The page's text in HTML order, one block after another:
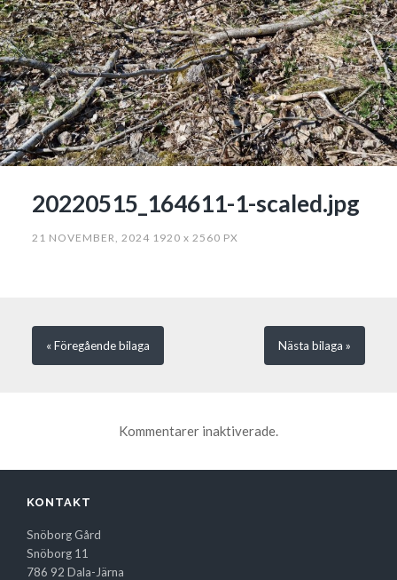
20220515_164611-1-scaled.jpg
21 NOVEMBER, 2024 1920 x 2560 PX
« Föregåendebilaga Nästa bilaga »
Kommentarer inaktiverade.
KONTAKT
Snöborg Gård
Snöborg 11
786 92 Dala-Järna